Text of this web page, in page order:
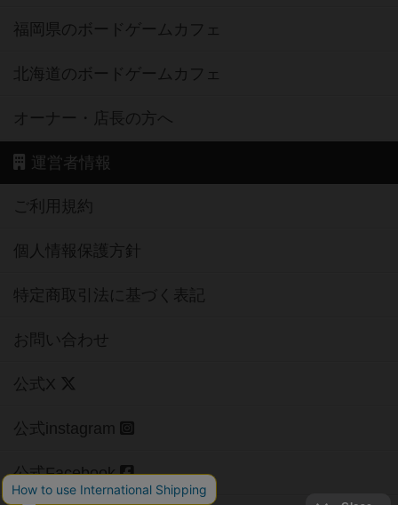
福岡県のボードゲームカフェ
北海道のボードゲームカフェ
オーナー・店長の方へ
運営者情報
ご利用規約
個人情報保護方針
特定商取引法に基づく表記
お問い合わせ
公式X
公式instagram
公式Facebook